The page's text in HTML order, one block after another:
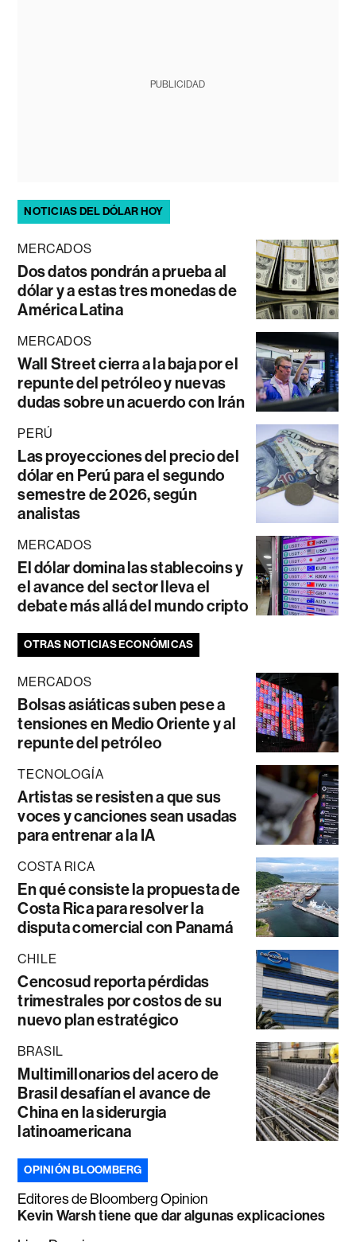
PUBLICIDAD
NOTICIAS DEL DÓLAR HOY
MERCADOS
Dos datos pondrán a prueba al
dólar y a estas tres monedas de
América Latina
MERCADOS
Wall Street cierra a la baja por el
repunte del petróleo y nuevas
dudas sobre un acuerdo con Irán
PERÚ
Las proyecciones del precio del
dólar en Perú para el segundo
semestre de 2026, según
analistas
MERCADOS
El dólar domina las stablecoins y
el avance del sector lleva el
debate más allá del mundo cripto
OTRAS NOTICIAS ECONÓMICAS
MERCADOS
Bolsas asiáticas suben pese a
tensiones en Medio Oriente y al
repunte del petróleo
TECNOLOGÍA
Artistas se resisten a que sus
voces y canciones sean usadas
para entrenar a la IA
COSTA RICA
En qué consiste la propuesta de
Costa Rica para resolver la
disputa comercial con Panamá
CHILE
Cencosud reporta pérdidas
trimestrales por costos de su
nuevo plan estratégico
BRASIL
Multimillonarios del acero de
Brasil desafían el avance de
China en la siderurgia
latinoamericana
OPINIÓN BLOOMBERG
Editores de Bloomberg Opinion
Kevin Warsh tiene que dar algunas explicaciones